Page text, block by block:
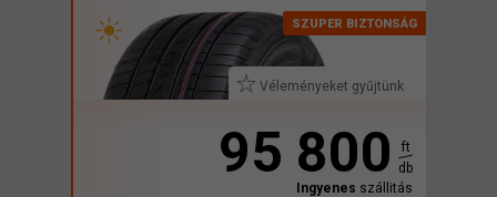
Véleményeket gyűjtünk
95 800
ft
db
Ingyenes szállitás